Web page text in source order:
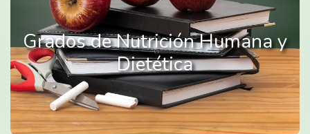
Grados de Nutrición Humana y
Dietética